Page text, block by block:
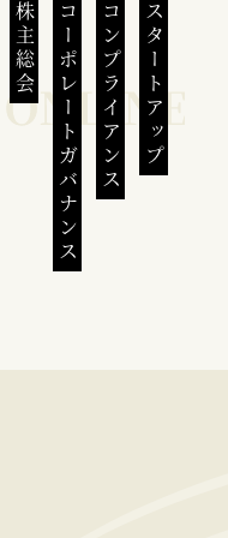
株主総会 コーポレートガバナンスコンプライアンススタートアップ